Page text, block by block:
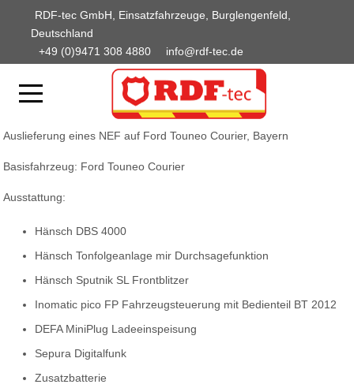
RDF-tec GmbH, Einsatzfahrzeuge, Burglengenfeld,
Deutschland
+49 (0)9471 308 4880
info@rdf-tec.de
Auslieferung eines NEF auf Ford Touneo Courier, Bayern
Basisfahrzeug: Ford Touneo Courier
Ausstattung:
Hänsch DBS 4000
Hänsch Tonfolgeanlage mir Durchsagefunktion
Hänsch Sputnik SL Frontblitzer
Inomatic pico FP Fahrzeugsteuerung mit Bedienteil BT 2012
DEFA MiniPlug Ladeeinspeisung
Sepura Digitalfunk
Zusatzbatterie